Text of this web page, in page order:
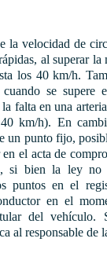
la velocidad de
al superar la
los 40 km/h.
se supere
falta en una
km/h). En
un punto fijo,
el acta de
si bien la ley no
puntos en el
en el
del vehículo.
al responsable de